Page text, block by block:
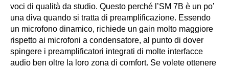
voci di qualità da studio. Questo perché l’SM 7B è un po’
una diva quando si tratta di preamplificazione. Essendo
un microfono dinamico, richiede un gain molto maggiore
rispetto ai microfoni a condensatore, al punto di dover
spingere i preamplificatori integrati di molte interfacce
audio ben oltre la loro zona di comfort. Se volete ottenere